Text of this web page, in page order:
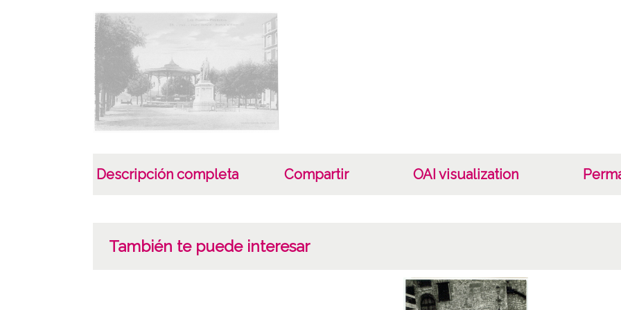
CC
Descripción completa Compartir OAI visualization
También te puede interesar